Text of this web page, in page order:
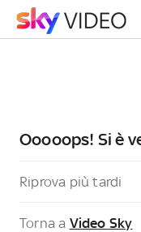
Ooooops! Si è
Riprova più tardi
Torna a Video Sky